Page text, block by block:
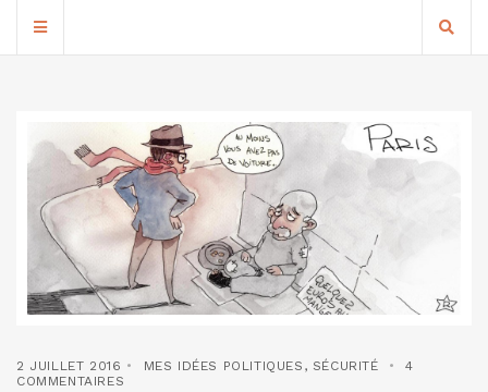
2 JUILLET 2016 MES IDÉES POLITIQUES , SÉCURITÉ
4
COMMENTAIRES